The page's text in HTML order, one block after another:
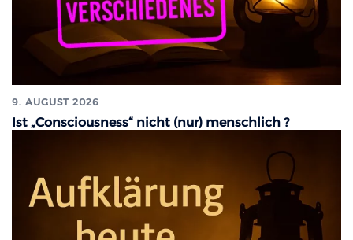
9. AUGUST 2026
Ist „Consciousness“ nicht (nur) menschlich ?